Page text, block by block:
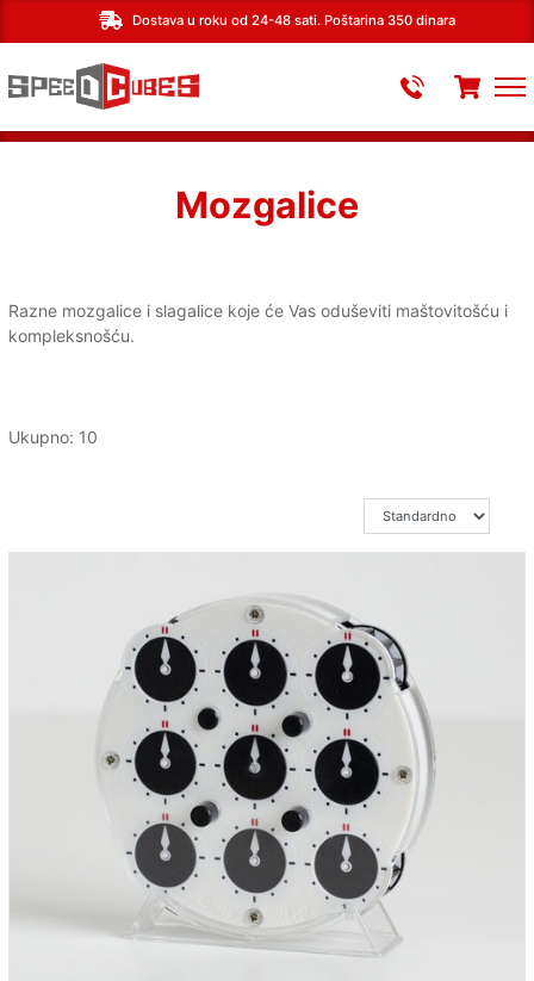
Dostava u roku od 24-48 sati. Poštarina 350 dinara
Mozgalice
Razne mozgalice i slagalice koje će Vas oduševiti maštovitošću i
kompleksnošću.
Ukupno: 10